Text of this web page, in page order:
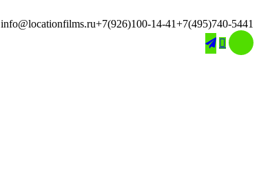
info@locationfilms.ru+7(926)100-14-41+7(495)740-5441
